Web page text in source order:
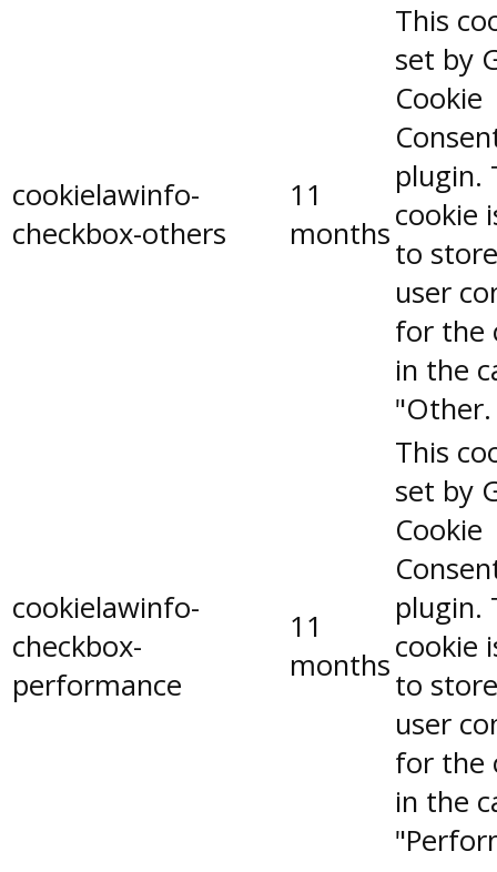
cookielawinfo-
checkbox-others
11
months
This
set by
Cookie
plugin.
cookie
to
user
for the
in the
"Other.
cookielawinfo-
checkbox-
performance
11
months
This
set by
Cookie
plugin.
cookie
to
user
for the
in the